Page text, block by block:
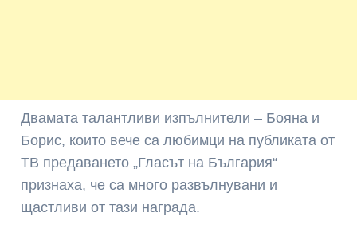
Двамата талантливи изпълнители – Бояна и
Борис, които вече са любимци на публиката от
ТВ предаването „Гласът на България“
признаха, че са много развълнувани и
щастливи от тази награда.